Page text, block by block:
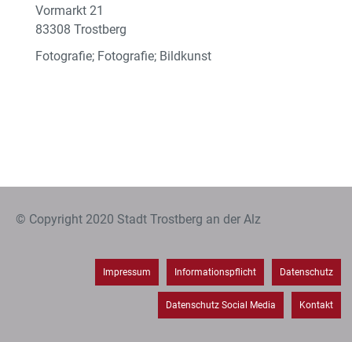
Vormarkt 21
83308 Trostberg
Fotografie; Fotografie; Bildkunst
© Copyright 2020 Stadt Trostberg an der Alz
Impressum Informationspflicht Datenschutz
Datenschutz Social Media Kontakt